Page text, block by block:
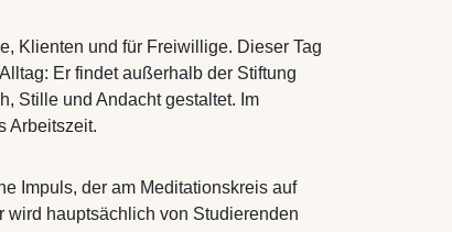
Klienten und für Freiwillige. Dieser Tag
Er findet außerhalb der Stiftung
Stille und Andacht gestaltet. Im
Arbeitszeit.
Impuls, der am Meditationskreis auf
wird hauptsächlich von Studierenden